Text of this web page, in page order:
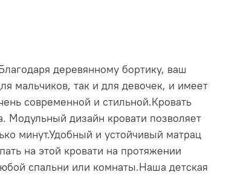
деревянному бортику, ваш
мальчиков, так и для девочек, и имеет
современной и стильной.Кровать
Модульный дизайн кровати позволяет
минут.Удобный и устойчивый матрац
на этой кровати на протяжении
спальни или комнаты.Наша детская